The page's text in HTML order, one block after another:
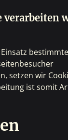
verarbeiten
setzen wir
ist somit